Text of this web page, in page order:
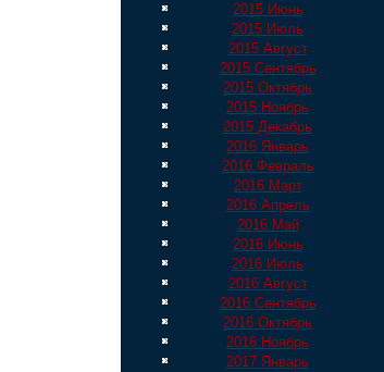
2015 Июнь
2015 Июль
2015 Август
2015 Сентябрь
2015 Октябрь
2015 Ноябрь
2015 Декабрь
2016 Январь
2016 Февраль
2016 Март
2016 Апрель
2016 Май
2016 Июнь
2016 Июль
2016 Август
2016 Сентябрь
2016 Октябрь
2016 Ноябрь
2017 Январь